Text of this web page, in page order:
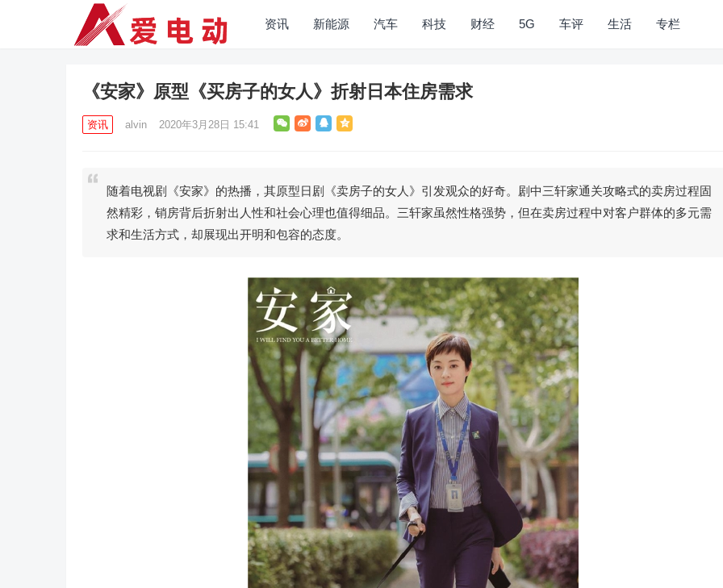
资讯 新能源 汽车 科技 财经 5G 车评 生活 专栏
《安家》原型《买房子的女人》折射日本住房需求
资讯 alvin 2020年3月28日 15:41
随着电视剧《安家》的热播，其原型日剧《卖房子的女人》引发观众的好奇。剧中三轩家通关攻略式的卖房过程固
然精彩，销房背后折射出人性和社会心理也值得细品。三轩家虽然性格强势，但在卖房过程中对客户群体的多元需
求和生活方式，却展现出开明和包容的态度。